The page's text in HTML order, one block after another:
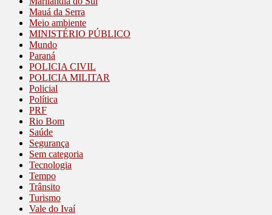
Mauá da Serra
Meio ambiente
MINISTÉRIO PÚBLICO
Mundo
Paraná
POLICIA CIVIL
POLICIA MILITAR
Policial
Política
PRF
Rio Bom
Saúde
Segurança
Sem categoria
Tecnologia
Tempo
Trânsito
Turismo
Vale do Ivaí